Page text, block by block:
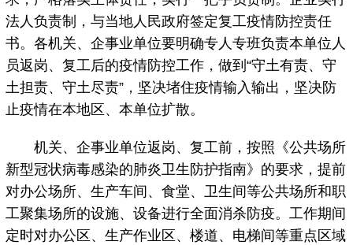
法人负责制，与当地人民政府签定复工疫情防控责任
书。各机关、企事业单位要明确专人专班负责本单位人
员返岗、复工后的疫情防控工作，做到“守土有责、守
土担责、守土尽责”，坚决堵住疫情输入输出，坚决防
止疫情在本地区、本单位扩散。
机关、企事业单位返岗、复工前，按照《公共场所
新型冠状病毒感染的肺炎卫生防护指南》的要求，提前
对办公场所、生产车间、食堂、卫生间等公共场所和职
工聚集场所的设施、设备进行全面消杀防疫。工作期间
定时对办公区、生产作业区、楼道、电梯间等重点区域